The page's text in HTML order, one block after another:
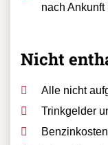
nach
Nicht
Alle nicht
Trinkgelder
Benzinkosten